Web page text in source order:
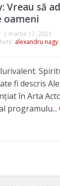
Vreau să
oameni
martie 17, 2021
alexandru nagy,
fi descris
în Arta
programulu...